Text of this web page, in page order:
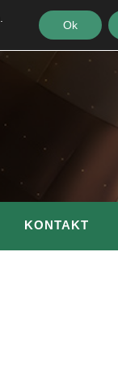
KONTAKT
Ok